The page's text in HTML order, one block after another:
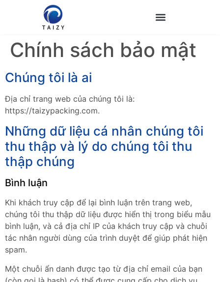
Chính sách bảo mật
Chúng tôi là ai
Địa chỉ trang web của chúng tôi là:
https://taizypacking.com.
Những dữ liệu cá nhân chúng tôi
thu thập và lý do chúng tôi thu
thập chúng
Bình luận
Khi khách truy cập để lại bình luận trên trang web,
chúng tôi thu thập dữ liệu được hiển thị trong biểu mẫu
bình luận, và cả địa chỉ IP của khách truy cập và chuỗi
tác nhân người dùng của trình duyệt để giúp phát hiện
spam.
Một chuỗi ẩn danh được tạo từ địa chỉ email của bạn